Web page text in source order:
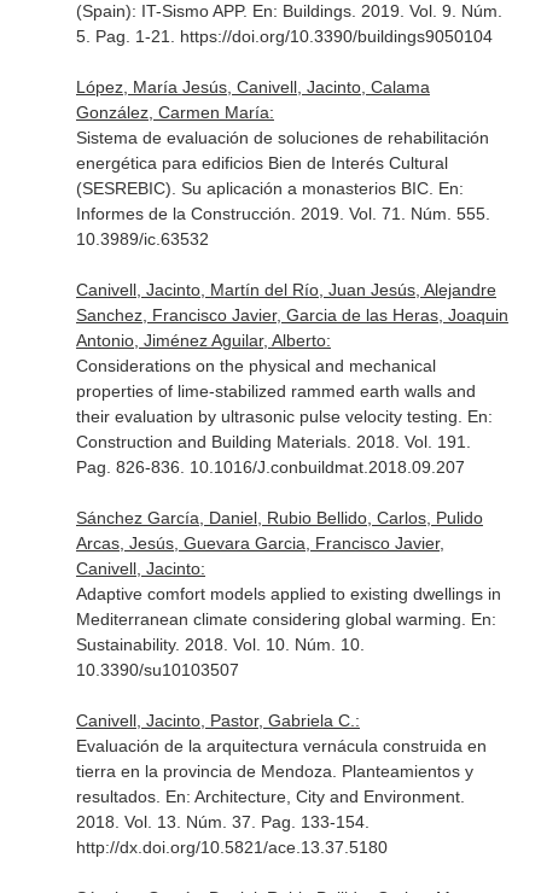
(Spain): IT-Sismo APP. En: Buildings. 2019. Vol. 9. Núm.
5. Pag. 1-21. https://doi.org/10.3390/buildings9050104
López, María Jesús, Canivell, Jacinto, Calama
González, Carmen María:
Sistema de evaluación de soluciones de rehabilitación
energética para edificios Bien de Interés Cultural
(SESREBIC). Su aplicación a monasterios BIC. En:
Informes de la Construcción . 2019. Vol. 71. Núm. 555.
10.3989/ic.63532
Canivell, Jacinto, Martín del Río, Juan Jesús, Alejandre
Sanchez, Francisco Javier, Garcia de las Heras, Joaquin
Antonio, Jiménez Aguilar, Alberto:
Considerations on the physical and mechanical
properties of lime-stabilized rammed earth walls and
their evaluation by ultrasonic pulse velocity testing. En:
Construction and Building Materials. 2018. Vol. 191.
Pag. 826-836. 10.1016/J.conbuildmat.2018.09.207
Sánchez García, Daniel, Rubio Bellido, Carlos, Pulido
Arcas, Jesús, Guevara Garcia, Francisco Javier,
Canivell, Jacinto:
Adaptive comfort models applied to existing dwellings in
Mediterranean climate considering global warming. En:
Sustainability. 2018. Vol. 10. Núm. 10.
10.3390/su10103507
Canivell, Jacinto, Pastor, Gabriela C.:
Evaluación de la arquitectura vernácula construida en
tierra en la provincia de Mendoza. Planteamientos y
resultados. En: Architecture, City and Environment.
2018. Vol. 13. Núm. 37. Pag. 133-154.
http://dx.doi.org/10.5821/ace.13.37.5180